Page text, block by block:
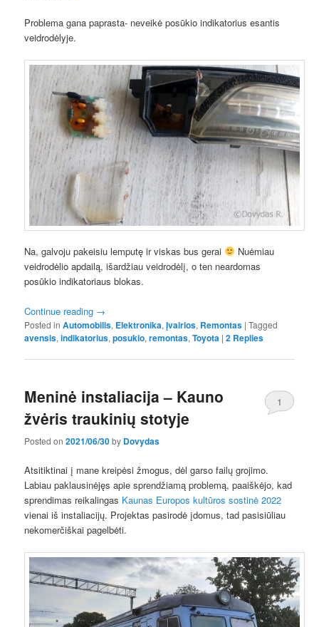
Problema gana paprasta- neveikė posūkio indikatorius esantis
veidrodėlyje.
Na, galvoju pakeisiu lemputę ir viskas bus gerai
Nuėmiau
veidrodėlio apdailą, išardžiau veidrodėlį, o ten neardomas
posūkio indikatoriaus blokas.
Continue reading →
Posted in Automobilis, Elektronika,Įvairios, Remontas |Tagged
avensis,indikatorius,posukio,remontas,Toyota |2 Replies
Meninė instaliacija – Kauno
žvėris traukinių stotyje
Posted on2021/06/30by Dovydas
1
Atsitiktinai į mane kreipėsi žmogus, dėl garso failų grojimo.
Labiau paklausinėjęs apie sprendžiamą problemą, paaiškėjo, kad
sprendimas reikalingas Kaunas Europos kultūros sostinė 2022
vienai iš instaliacijų. Projektas pasirodė įdomus, tad pasisiūliau
nekomerčiškai pagelbėti.